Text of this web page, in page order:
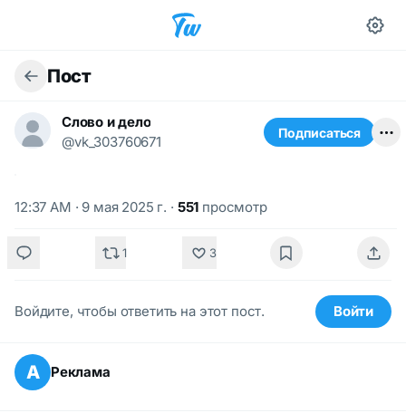
Пост
Слово и дело
@vk_303760671
Подписаться
12:37 AM · 9 мая 2025 г. · 551 просмотр
1 3
Войдите, чтобы ответить на этот пост. Войти
А Реклама